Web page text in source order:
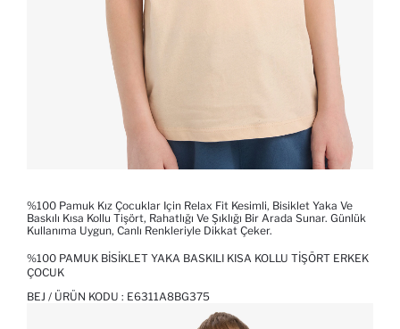
%100 Pamuk Kız Çocuklar Için Relax Fit Kesimli, Bisiklet Yaka Ve
Baskılı Kısa Kollu Tişört, Rahatlığı Ve Şıklığı Bir Arada Sunar. Günlük
Kullanıma Uygun, Canlı Renkleriyle Dikkat Çeker.
%100 PAMUK BISIKLET YAKA BASKILI KISA KOLLU TIŞÖRT ERKEK
ÇOCUK
BEJ / ÜRÜN KODU : E6311A8BG375